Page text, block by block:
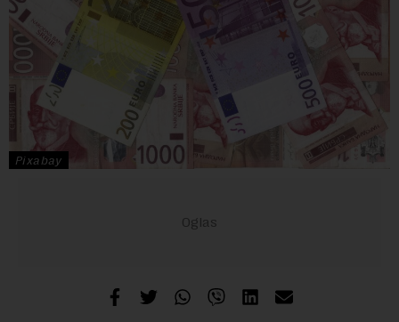
Pixabay